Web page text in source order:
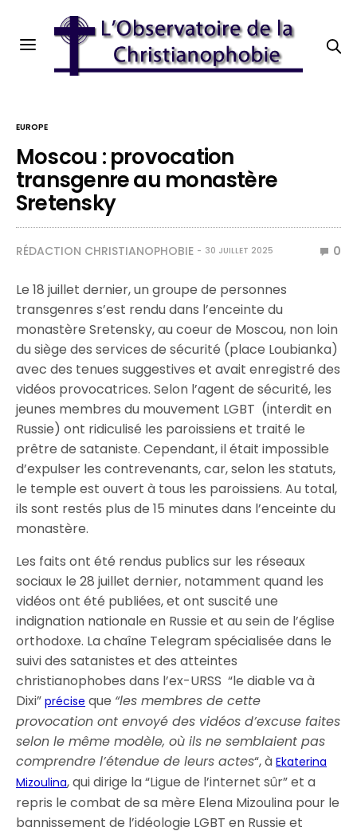
EUROPE
Moscou : provocation
transgenre au monastère
Sretensky
RÉDACTION CHRISTIANOPHOBIE 30 JUILLET 2025 0
Le 18 juillet dernier, un groupe de personnes
transgenres s’est rendu dans l’enceinte du
monastère Sretensky, au coeur de Moscou, non loin
du siège des services de sécurité (place Loubianka)
avec des tenues suggestives et avait enregistré des
vidéos provocatrices. Selon l’agent de sécurité, les
jeunes membres du mouvement LGBT (interdit en
Russie) ont ridiculisé les paroissiens et traité le
prêtre de sataniste. Cependant, il était impossible
d’expulser les contrevenants, car, selon les statuts,
le temple est ouvert à tous les paroissiens. Au total,
ils sont restés plus de 15 minutes dans l’enceinte du
monastère.
Les faits ont été rendus publics sur les réseaux
sociaux le 28 juillet dernier, notamment quand les
vidéos ont été publiées, et ont suscité une
indignation nationale en Russie et au sein de l’église
orthodoxe. La chaîne Telegram spécialisée dans le
suivi des satanistes et des atteintes
christianophobes dans l’ex-URSS “le diable va à
Dixi”précise que “les membres de cette
provocation ont envoyé des vidéos d’excuse faites
selon le même modèle, où ils ne semblaient pas
comprendre l’étendue de leurs actes“, àEkaterina
Mizoulina, qui dirige la “Ligue de l’internet sûr” et a
repris le combat de sa mère Elena Mizoulina pour le
bannissement de l’idéologie LGBT en Russie et